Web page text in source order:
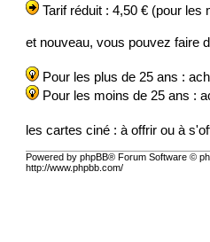
Tarif réduit : 4,50 € (pour
et nouveau, vous pouvez faire
Pour les plus de 25 ans :
Pour les moins de 25 ans :
les cartes ciné : à offrir ou à
Powered by phpBB® Forum Software ©
http://www.phpbb.com/